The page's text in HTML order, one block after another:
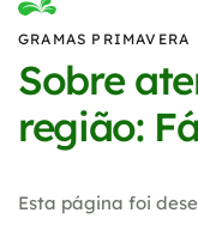
GRAMAS PRIMAVERA
Sobre
região:
Esta página foi